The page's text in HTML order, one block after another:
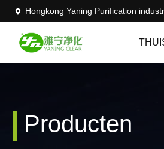
Hongkong Yaning Purification
Producten